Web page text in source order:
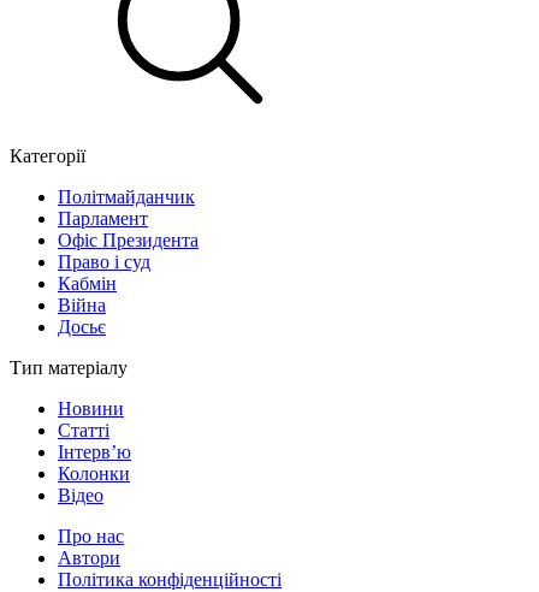
Категорії
Політмайданчик
Парламент
Офіс Президента
Право і суд
Кабмін
Війна
Досьє
Тип матеріалу
Новини
Статті
Інтерв’ю
Колонки
Відео
Про нас
Автори
Політика конфіденційності